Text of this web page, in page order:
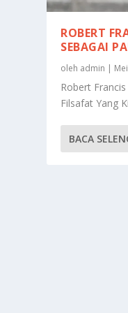
ROBERT
SEBAGAI
oleh admin |
Robert
Filsafat Yang
BACA